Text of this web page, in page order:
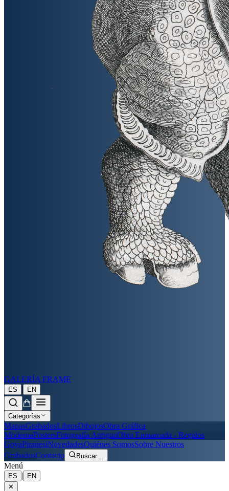
GALERÍA FRAME
ES | EN
Categorías
MapasGrabadosLibrosDibujosObra Gráfica
ModernaPostersFotografía AntiguaObra Enmarcada - Regalos
GoyaPiranesiNovedadesQuiénes SomosSobre Nuestros
GrabadosContacto Buscar…
Menú
ES |
EN
✕